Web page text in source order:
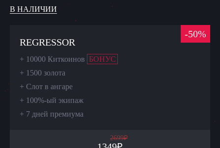
В НАЛИЧИИ
-50%
REGRESSOR
+ 10000 Киткоинов БОНУС
+ 1500 золота
+ Слот в ангаре
+ 100%-ый экипаж
+ 7 дней премиума
2699₽